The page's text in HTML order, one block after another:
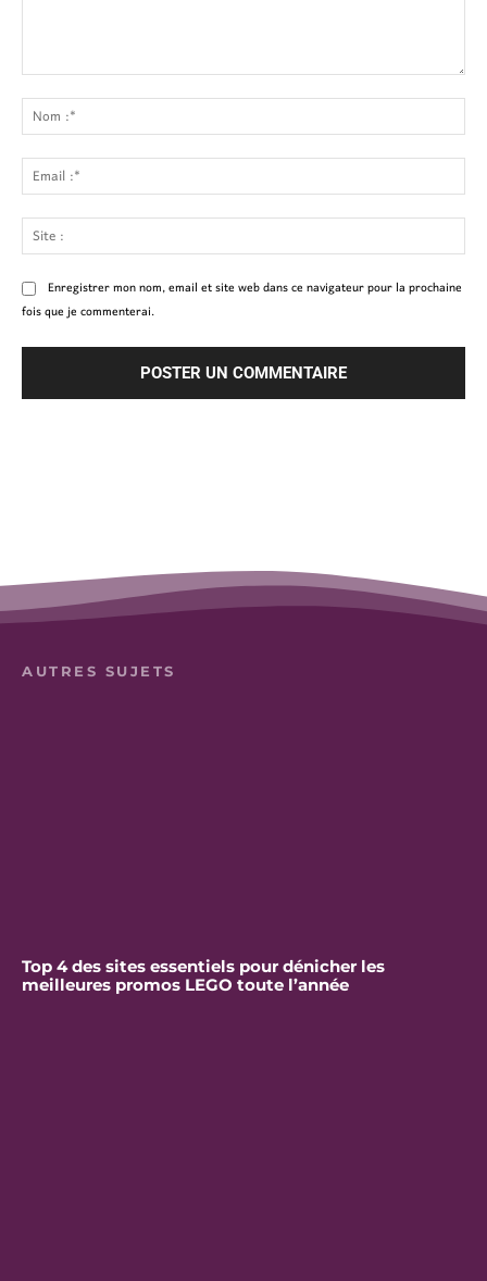
:*
:*
:
Enregistrer mon nom, email et site web dans ce navigateur pour la prochaine
fois que je commenterai.
AUTRES SUJETS
Top 4 des sites essentiels pour dénicher les
meilleures promos LEGO toute l’année